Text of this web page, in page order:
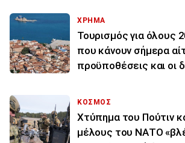
ΧΡΗΜΑ
Τουρισμός για όλους
που κάνουν σήμερα
προϋποθέσεις και οι
ΚΟΣΜΟΣ
Χτύπημα του Πούτιν
μέλους του ΝΑΤΟ